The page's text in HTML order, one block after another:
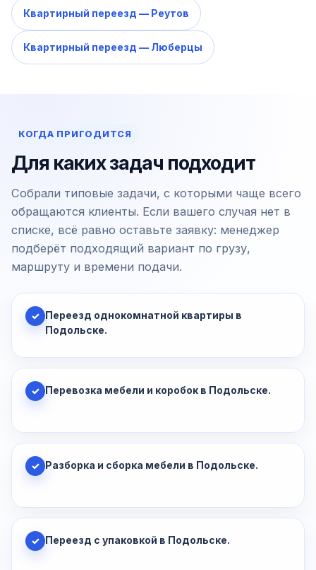
Квартирный переезд — Реутов
Квартирный переезд — Люберцы
КОГДА ПРИГОДИТСЯ
Для каких задач подходит
Собрали типовые задачи, с которыми чаще всего
обращаются клиенты. Если вашего случая нет в
списке, всё равно оставьте заявку: менеджер
подберёт подходящий вариант по грузу,
маршруту и времени подачи.
✓ Переезд однокомнатной квартиры в
Подольске.
✓ Перевозка мебели и коробок в Подольске.
✓ Разборка и сборка мебели в Подольске.
✓ Переезд с упаковкой в Подольске.